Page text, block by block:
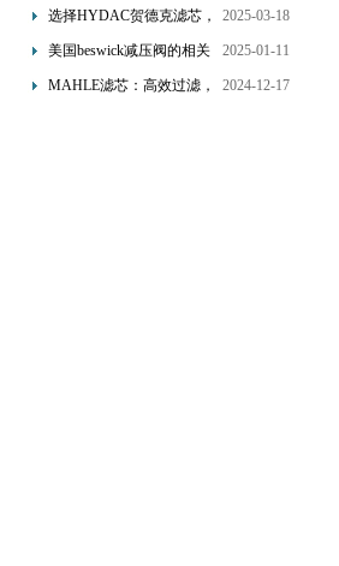
为工业流体筑起“隐形安全
选择HYDAC贺德克滤芯，
享受精准过滤与稳定性能
2025-03-18
美国beswick减压阀的相关
知识
2025-01-11
MAHLE滤芯：高效过滤，
2024-12-17